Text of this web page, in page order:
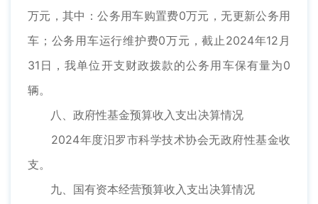
万元，其中：公务用车购置费0万元，无更新公务用
车；公务用车运行维护费0万元，截止2024年12月
31日，我单位开支财政拨款的公务用车保有量为0
辆。
八、政府性基金预算收入支出决算情况
2024年度汨罗市科学技术协会无政府性基金收
支。
九、国有资本经营预算收入支出决算情况